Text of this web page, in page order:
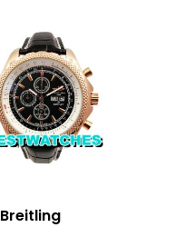
Breitling